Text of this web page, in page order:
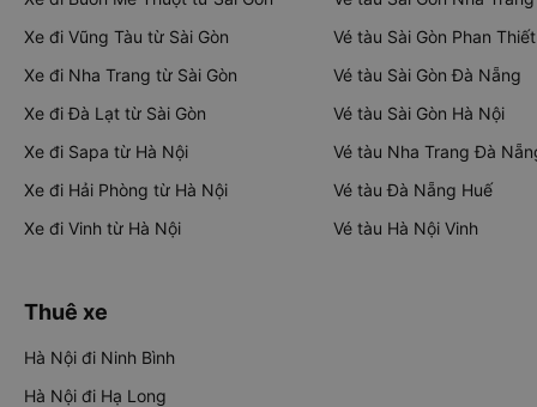
Xe đi Vũng Tàu từ Sài Gòn
Xe đi Nha Trang từ Sài Gòn
Xe đi Đà Lạt từ Sài Gòn
Xe đi Sapa từ Hà Nội
Xe đi Hải Phòng từ Hà Nội
Xe đi Vinh từ Hà Nội
Vé tàu Sài Gòn Phan Thiết
Vé tàu Sài Gòn Đà Nẵng
Vé tàu Sài Gòn Hà Nội
Vé tàu Nha Trang Đà
Vé tàu Đà Nẵng Huế
Vé tàu Hà Nội Vinh
Thuê xe
Hà Nội đi Ninh Bình
Hà Nội đi Hạ Long